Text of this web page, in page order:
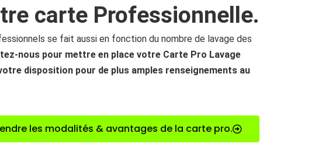
carte Professionnelle.
se fait aussi en fonction du nombre de lavage des
nous pour mettre en place votre Carte Pro Lavage
disposition pour de plus amples renseignements au
les modalités & avantages de la carte pro.